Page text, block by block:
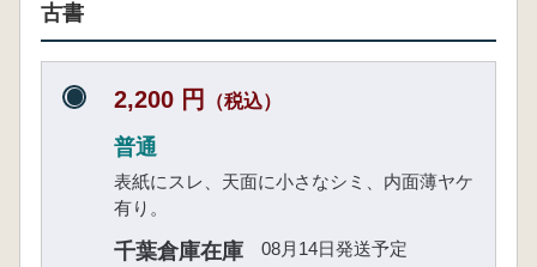
古書
2,200 円 （税込）
普通
表紙にスレ、天面に小さなシミ、内面薄ヤケ
有り。
千葉倉庫在庫 08月14日発送予定